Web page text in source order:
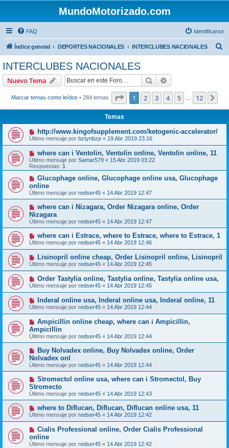
MundoMotorizado.com
FAQ Identificarse
Índice general DEPORTES NACIONALES INTERCLUBES NACIONALES
INTERCLUBES NACIONALES
Nuevo Tema Buscar
Marcar temas como leídos • 284 temas Página de 12
1 2 3 4 5 12
Temas
http://www.kingofsupplement.com/ketogenic-accelerator/
Último mensaje por bztynbzp « 19 Abr 2019 23:16
where can i Ventolin, Ventolin online, Ventolin online, 11
Último mensaje por Samar579 « 15 Abr 2019 03:22
Respuestas: 1
Glucophage online, Glucophage online usa, Glucophage
online
Último mensaje por redser45 « 14 Abr 2019 12:47
where can i Nizagara, Order Nizagara online, Order
Nizagara
Último mensaje por redser45 « 14 Abr 2019 12:47
where can i Estrace, where to Estrace, where to Estrace, 1
Último mensaje por redser45 « 14 Abr 2019 12:46
Lisinopril online cheap, Order Lisinopril online, Lisinopril
Último mensaje por redser45 « 14 Abr 2019 12:45
Order Tastylia online, Tastylia online, Tastylia online usa,
Último mensaje por redser45 « 14 Abr 2019 12:45
Inderal online usa, Inderal online usa, Inderal online, 11
Último mensaje por redser45 « 14 Abr 2019 12:44
Ampicillin online cheap, where can i Ampicillin,
Ampicillin
Último mensaje por redser45 « 14 Abr 2019 12:44
Buy Nolvadex online, Buy Nolvadex online, Order
Nolvadex onl
Último mensaje por redser45 « 14 Abr 2019 12:44
Stromectol online usa, where can i Stromectol, Buy
Stromecto
Último mensaje por redser45 « 14 Abr 2019 12:43
where to Diflucan, Diflucan, Diflucan online usa, 11
Último mensaje por redser45 « 14 Abr 2019 12:42
Cialis Professional online, Order Cialis Professional
online
Último mensaje por redser45 « 14 Abr 2019 12:42